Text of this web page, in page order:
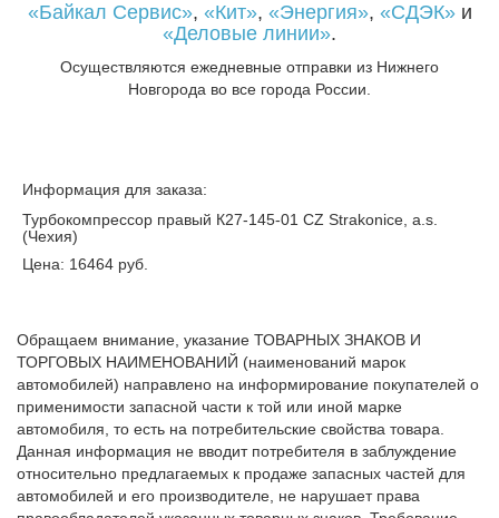
«Байкал Сервис», «Кит», «Энергия», «СДЭК»и
«Деловые линии».
Осуществляются ежедневные отправки из Нижнего
Новгорода во все города России.
Информация для заказа:
Турбокомпрессор правый К27-145-01 CZ Strakonice, a.s.
(Чехия)
Цена: 16464 руб.
Обращаем внимание, указание ТОВАРНЫХ ЗНАКОВ И
ТОРГОВЫХ НАИМЕНОВАНИЙ (наименований марок
автомобилей) направлено на информирование покупателей о
применимости запасной части к той или иной марке
автомобиля, то есть на потребительские свойства товара.
Данная информация не вводит потребителя в заблуждение
относительно предлагаемых к продаже запасных частей для
автомобилей и его производителе, не нарушает права